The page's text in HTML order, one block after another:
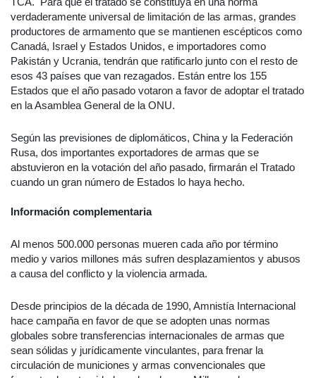
verdaderamente universal de limitación de las armas, grandes
productores de armamento que se mantienen escépticos como
Canadá, Israel y Estados Unidos, e importadores como
Pakistán y Ucrania, tendrán que ratificarlo junto con el resto de
esos 43 países que van rezagados. Están entre los 155
Estados que el año pasado votaron a favor de adoptar el tratado
en la Asamblea General de la ONU.
Según las previsiones de diplomáticos, China y la Federación
Rusa, dos importantes exportadores de armas que se
abstuvieron en la votación del año pasado, firmarán el Tratado
cuando un gran número de Estados lo haya hecho.
Información complementaria
Al menos 500.000 personas mueren cada año por término
medio y varios millones más sufren desplazamientos y abusos
a causa del conflicto y la violencia armada.
Desde principios de la década de 1990, Amnistía Internacional
hace campaña en favor de que se adopten unas normas
globales sobre transferencias internacionales de armas que
sean sólidas y jurídicamente vinculantes, para frenar la
circulación de municiones y armas convencionales que